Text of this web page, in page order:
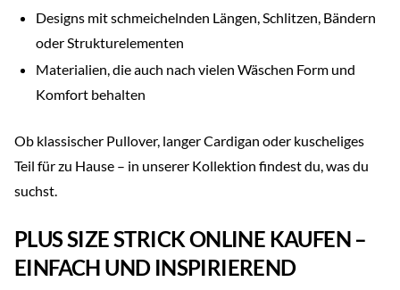
Designs mit schmeichelnden Längen, Schlitzen, Bändern
oder Strukturelementen
Materialien, die auch nach vielen Wäschen Form und
Komfort behalten
Ob klassischer Pullover, langer Cardigan oder kuscheliges
Teil für zu Hause – in unserer Kollektion findest du, was du
suchst.
PLUS SIZE STRICK ONLINE KAUFEN –
EINFACH UND INSPIRIEREND